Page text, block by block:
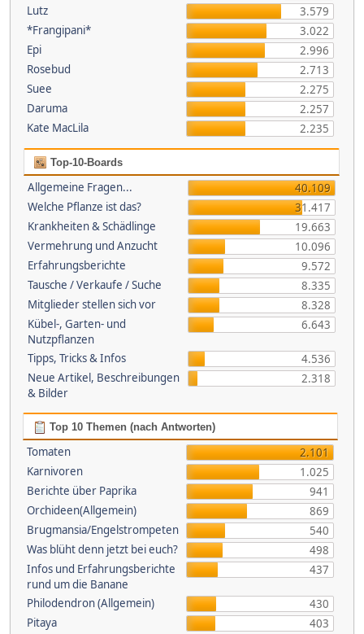
Lutz
3.579
*Frangipani*
3.022
Epi
2.996
Rosebud
2.713
Suee
2.275
Daruma
2.257
Kate MacLila
2.235
Top-10-Boards
Allgemeine Fragen...
40.109
Welche Pflanze ist das?
31.417
Krankheiten & Schädlinge
19.663
Vermehrung und Anzucht
10.096
Erfahrungsberichte
9.572
Tausche / Verkaufe / Suche
8.335
Mitglieder stellen sich vor
8.328
Kübel-, Garten- und
Nutzpflanzen
6.643
Tipps, Tricks & Infos
4.536
Neue Artikel, Beschreibungen
& Bilder
2.318
Top 10 Themen (nach Antworten)
Tomaten
2.101
Karnivoren
1.025
Berichte über Paprika
941
Orchideen(Allgemein)
869
Brugmansia/Engelstrompeten
540
Was blüht denn jetzt bei euch?
498
Infos und Erfahrungsberichte
rund um die Banane
437
Philodendron (Allgemein)
430
Pitaya
403